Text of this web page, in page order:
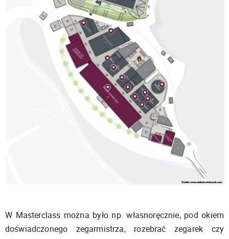
W Masterclass można było np. własnoręcznie, pod okiem
doświadczonego zegarmistrza, rozebrać zegarek czy